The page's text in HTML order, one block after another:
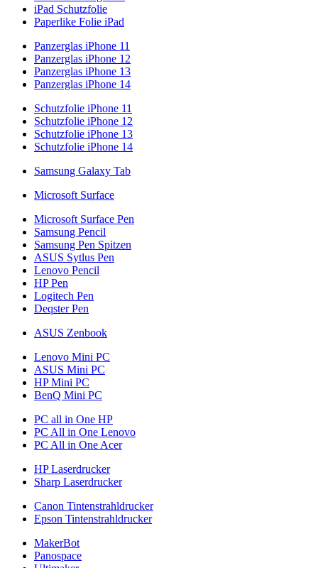
iPad Schutzfolie
Paperlike Folie iPad
Panzerglas iPhone 11
Panzerglas iPhone 12
Panzerglas iPhone 13
Panzerglas iPhone 14
Schutzfolie iPhone 11
Schutzfolie iPhone 12
Schutzfolie iPhone 13
Schutzfolie iPhone 14
Samsung Galaxy Tab
Microsoft Surface
Microsoft Surface Pen
Samsung Pencil
Samsung Pen Spitzen
ASUS Sytlus Pen
Lenovo Pencil
HP Pen
Logitech Pen
Deqster Pen
ASUS Zenbook
Lenovo Mini PC
ASUS Mini PC
HP Mini PC
BenQ Mini PC
PC all in One HP
PC All in One Lenovo
PC All in One Acer
HP Laserdrucker
Sharp Laserdrucker
Canon Tintenstrahldrucker
Epson Tintenstrahldrucker
MakerBot
Panospace